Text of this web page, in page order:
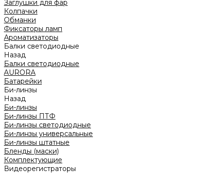
Заглушки для фар
Колпачки
Обманки
Фиксаторы ламп
Ароматизаторы
Балки светодиодные
Назад
Балки светодиодные
AURORA
Батарейки
Би-линзы
Назад
Би-линзы
Би-линзы ПТФ
Би-линзы светодиодные
Би-линзы универсальные
Би-линзы штатные
Бленды (маски)
Комплектующие
Видеорегистраторы